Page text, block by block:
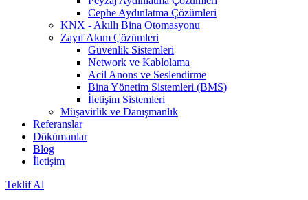
Cephe Aydınlatma Çözümleri
KNX - Akıllı Bina Otomasyonu
Zayıf Akım Çözümleri
Güvenlik Sistemleri
Network ve Kablolama
Acil Anons ve Seslendirme
Bina Yönetim Sistemleri (BMS)
İletişim Sistemleri
Müşavirlik ve Danışmanlık
Referanslar
Dökümanlar
Blog
İletişim
Teklif Al